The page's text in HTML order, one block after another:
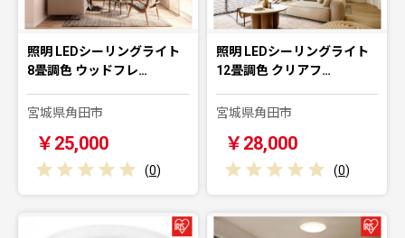
照明 LEDシーリングライト
8畳調色 ウッドフレ…
宮城県角田市
￥25,000
(0)
照明 LEDシーリングライト
12畳調色 クリアフ…
宮城県角田市
￥28,000
(0)